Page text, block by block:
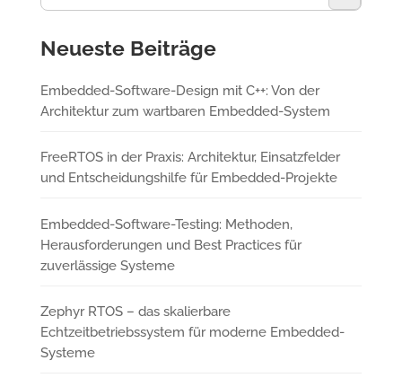
Neueste Beiträge
Embedded-Software-Design mit C++: Von der
Architektur zum wartbaren Embedded-System
FreeRTOS in der Praxis: Architektur, Einsatzfelder
und Entscheidungshilfe für Embedded-Projekte
Embedded-Software-Testing: Methoden,
Herausforderungen und Best Practices für
zuverlässige Systeme
Zephyr RTOS – das skalierbare
Echtzeitbetriebssystem für moderne Embedded-
Systeme